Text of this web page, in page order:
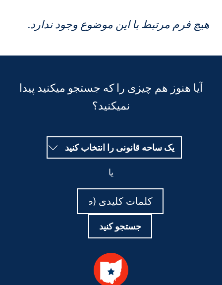
هیچ فرم مرتبط با این موضوع وجود ندارد.
آیا هنوز هم چیزی را که جستجو میکنید پیدا
نمیکنید؟
یک ساحه قانونی را انتخاب کنید
جستجو کنید